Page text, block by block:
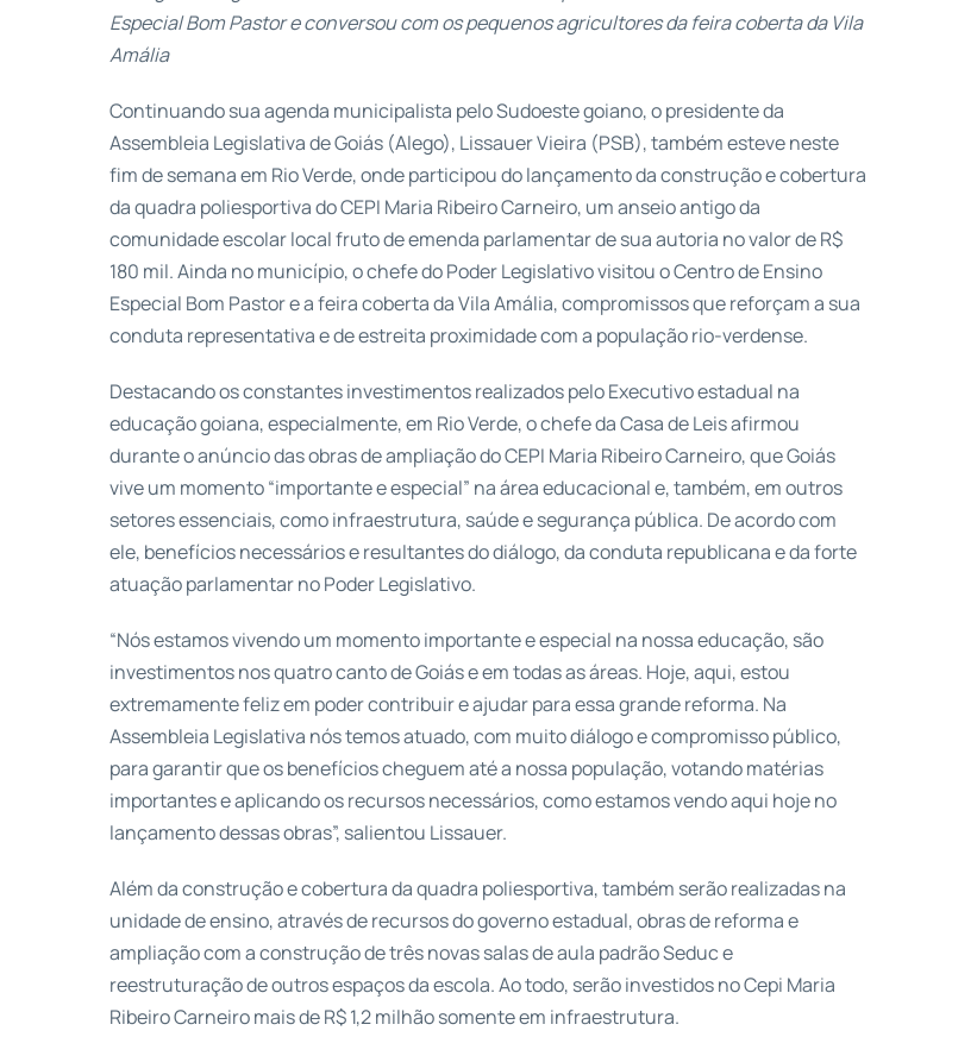
Especial Bom Pastor e conversou com os pequenos agricultores da feira coberta da Vila
Amália
Continuando sua agenda municipalista pelo Sudoeste goiano, o presidente da
Assembleia Legislativa de Goiás (Alego), Lissauer Vieira (PSB), também esteve neste
fim de semana em Rio Verde, onde participou do lançamento da construção e cobertura
da quadra poliesportiva do CEPI Maria Ribeiro Carneiro, um anseio antigo da
comunidade escolar local fruto de emenda parlamentar de sua autoria no valor de R$
180 mil. Ainda no município, o chefe do Poder Legislativo visitou o Centro de Ensino
Especial Bom Pastor e a feira coberta da Vila Amália, compromissos que reforçam a sua
conduta representativa e de estreita proximidade com a população rio-verdense.
Destacando os constantes investimentos realizados pelo Executivo estadual na
educação goiana, especialmente, em Rio Verde, o chefe da Casa de Leis afirmou
durante o anúncio das obras de ampliação do CEPI Maria Ribeiro Carneiro, que Goiás
vive um momento “importante e especial” na área educacional e, também, em outros
setores essenciais, como infraestrutura, saúde e segurança pública. De acordo com
ele, benefícios necessários e resultantes do diálogo, da conduta republicana e da forte
atuação parlamentar no Poder Legislativo.
“Nós estamos vivendo um momento importante e especial na nossa educação, são
investimentos nos quatro canto de Goiás e em todas as áreas. Hoje, aqui, estou
extremamente feliz em poder contribuir e ajudar para essa grande reforma. Na
Assembleia Legislativa nós temos atuado, com muito diálogo e compromisso público,
para garantir que os benefícios cheguem até a nossa população, votando matérias
importantes e aplicando os recursos necessários, como estamos vendo aqui hoje no
lançamento dessas obras”, salientou Lissauer.
Além da construção e cobertura da quadra poliesportiva, também serão realizadas na
unidade de ensino, através de recursos do governo estadual, obras de reforma e
ampliação com a construção de três novas salas de aula padrão Seduc e
reestruturação de outros espaços da escola. Ao todo, serão investidos no Cepi Maria
Ribeiro Carneiro mais de R$ 1,2 milhão somente em infraestrutura.